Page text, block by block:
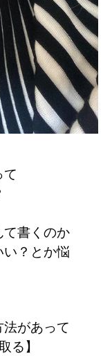
書くのか
？とか悩
があって
る】